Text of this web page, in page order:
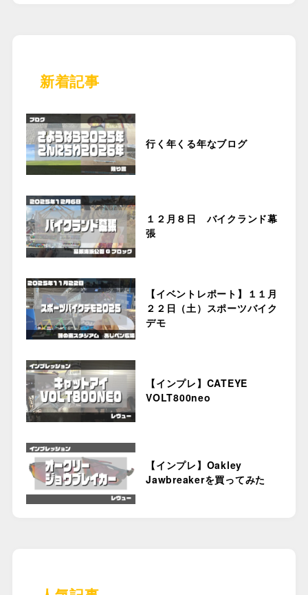
新着記事
行く年くる年なブログ
１２月８日 バイクランド幕
張
【イベントレポート】１１月
２２日（土）スポーツバイク
デモ
【インプレ】CATEYE
VOLT800neo
【インプレ】Oakley
Jawbreakerを買ってみた